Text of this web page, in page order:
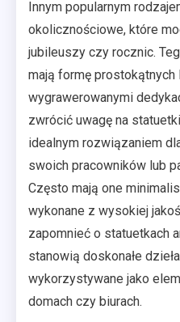
Innym popularnym
okolicznościowe, które
jubileuszy czy rocznic.
mają formę prostokątnych
wygrawerowanymi
zwrócić uwagę na
idealnym rozwiązaniem
swoich pracowników lub
Często mają one
wykonane z wysokiej
zapomnieć o statuetkach
stanowią doskonałe
wykorzystywane jako
domach czy biurach.